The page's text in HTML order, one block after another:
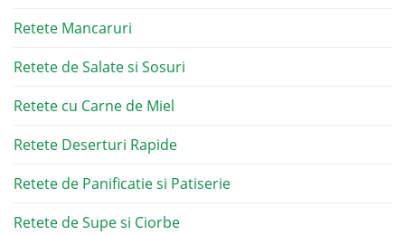
Retete Mancaruri
Retete de Salate si Sosuri
Retete cu Carne de Miel
Retete Deserturi Rapide
Retete de Panificatie si Patiserie
Retete de Supe si Ciorbe